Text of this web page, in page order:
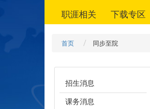
职涯相关
下载专区
首页 同步至院
招生消息
课务消息